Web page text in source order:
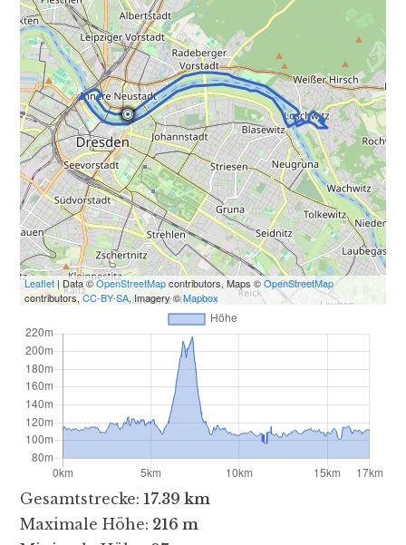
Leaflet| Data ©OpenStreetMapcontributors, Maps ©OpenStreetMap
contributors,CC-BY-SA, Imagery ©Mapbox
Gesamtstrecke: 17.39 km
Maximale Höhe: 216 m